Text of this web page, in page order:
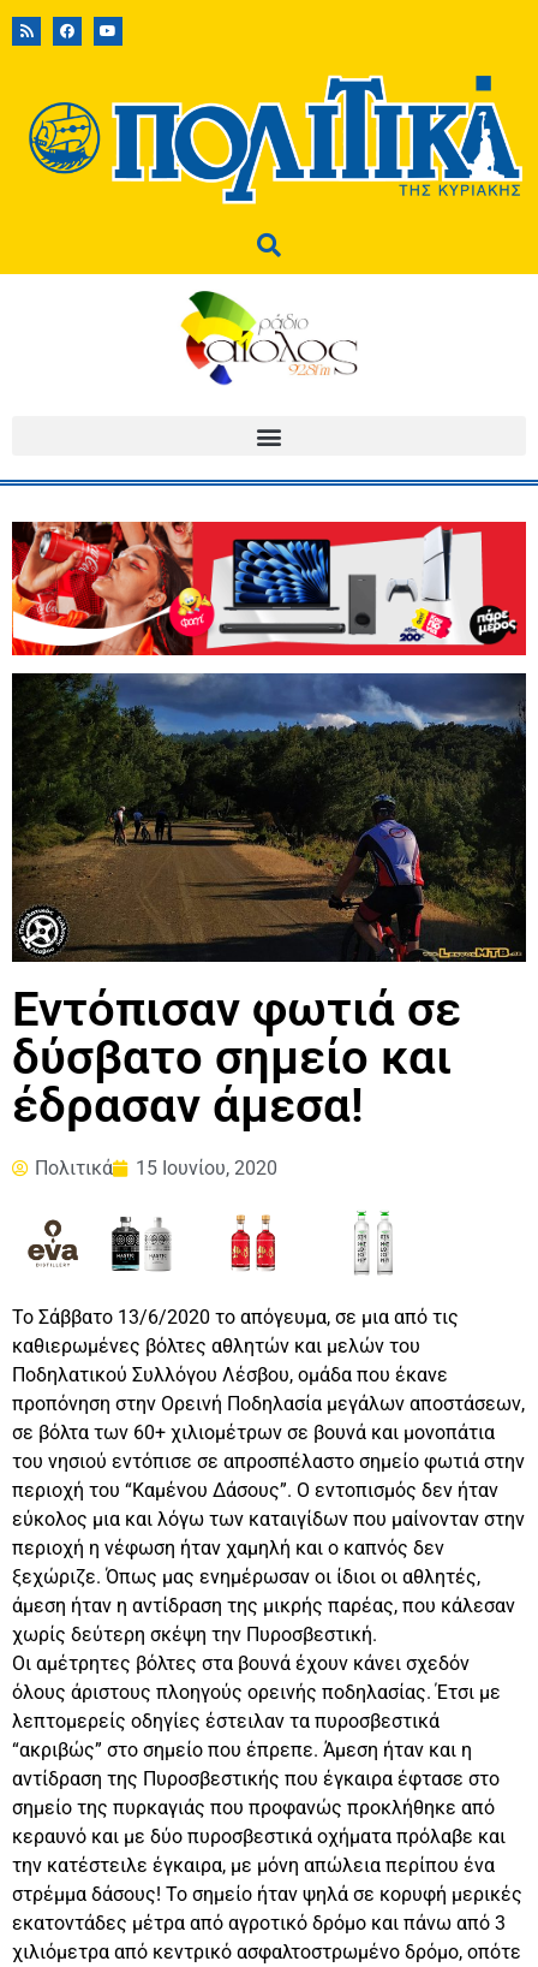
Εντόπισαν φωτιά σε
δύσβατο σημείο και
έδρασαν άμεσα!
Πολιτικά 15 Ιουνίου, 2020
Το Σάββατο 13/6/2020 το απόγευμα, σε μια από τις
καθιερωμένες βόλτες αθλητών και μελών του
Ποδηλατικού Συλλόγου Λέσβου, ομάδα που έκανε
προπόνηση στην Ορεινή Ποδηλασία μεγάλων αποστάσεων,
σε βόλτα των 60+ χιλιομέτρων σε βουνά και μονοπάτια
του νησιού εντόπισε σε απροσπέλαστο σημείο φωτιά στην
περιοχή του “Καμένου Δάσους”. Ο εντοπισμός δεν ήταν
εύκολος μια και λόγω των καταιγίδων που μαίνονταν στην
περιοχή η νέφωση ήταν χαμηλή και ο καπνός δεν
ξεχώριζε. Όπως μας ενημέρωσαν οι ίδιοι οι αθλητές,
άμεση ήταν η αντίδραση της μικρής παρέας, που κάλεσαν
χωρίς δεύτερη σκέψη την Πυροσβεστική.
Οι αμέτρητες βόλτες στα βουνά έχουν κάνει σχεδόν
όλους άριστους πλοηγούς ορεινής ποδηλασίας. Έτσι με
λεπτομερείς οδηγίες έστειλαν τα πυροσβεστικά
“ακριβώς” στο σημείο που έπρεπε. Άμεση ήταν και η
αντίδραση της Πυροσβεστικής που έγκαιρα έφτασε στο
σημείο της πυρκαγιάς που προφανώς προκλήθηκε από
κεραυνό και με δύο πυροσβεστικά οχήματα πρόλαβε και
την κατέστειλε έγκαιρα, με μόνη απώλεια περίπου ένα
στρέμμα δάσους! Το σημείο ήταν ψηλά σε κορυφή μερικές
εκατοντάδες μέτρα από αγροτικό δρόμο και πάνω από 3
χιλιόμετρα από κεντρικό ασφαλτοστρωμένο δρόμο, οπότε